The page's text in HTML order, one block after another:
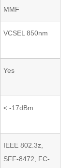
MMF
VCSEL 850nm
Yes
< -17dBm
IEEE 802.3z,
SFF-8472, FC-